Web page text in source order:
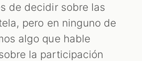
de decidir sobre las
pero en ninguno de
algo que hable
la participación